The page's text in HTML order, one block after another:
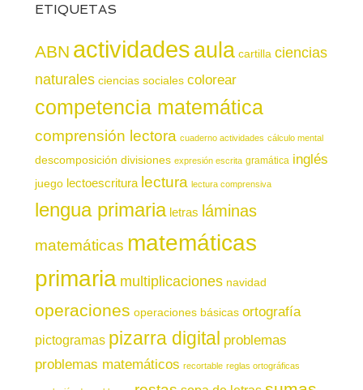
ETIQUETAS
ABN actividadesaula cartilla ciencias
naturales ciencias sociales colorear
competencia matemática
comprensión lectora cuaderno actividades cálculo mental
descomposición divisiones expresión escrita gramática inglés
juego lectoescritura lectura lectura comprensiva
lengua primaria letras láminas
matemáticas matemáticas
primaria multiplicaciones navidad
operaciones operaciones básicas ortografía
pictogramas pizarra digital problemas
problemas matemáticos recortable reglas ortográficas